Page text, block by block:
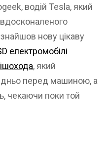
водій Tesla, який
нову цікаву
електромобілі
, який
перед машиною, а
чекаючи поки той